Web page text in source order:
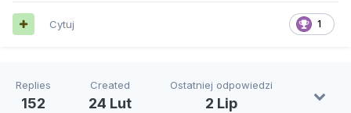
1
Cytuj
Replies
152
Created
24 Lut
Ostatniej odpowiedzi
2 Lip